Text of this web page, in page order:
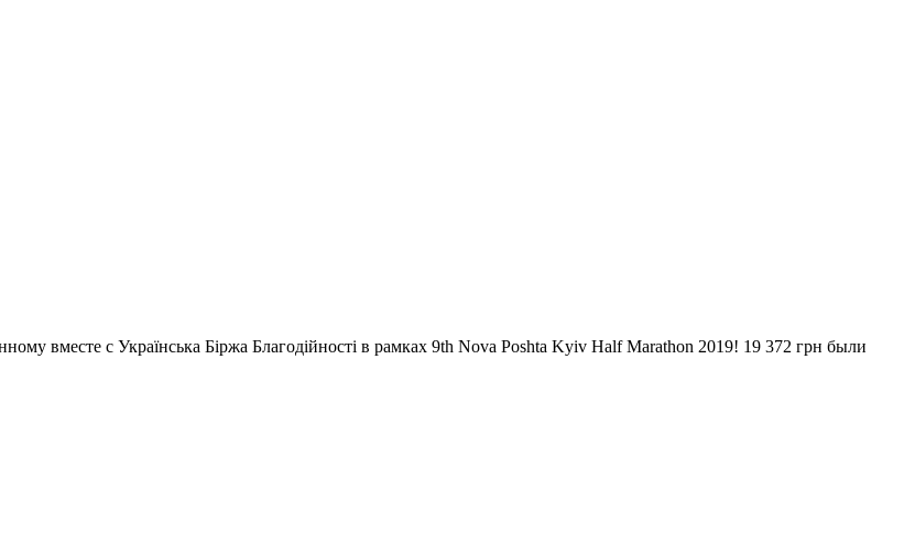
вместе с Українська Біржа Благодійності в рамках 9th Nova Poshta Kyiv Half Marathon 2019! 19 372 грн были